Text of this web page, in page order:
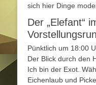
sich hier Dinge
Der „Elefant“
Pünktlich um 18:00
Der Blick durch den
Ich bin der Exot.
Eichenlaub und